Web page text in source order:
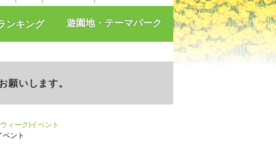
ンキング 遊園地・テーマパーク
いします。
ィーク)イベント
ント